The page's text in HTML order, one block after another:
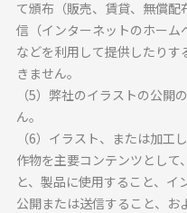
て頒布（販売、賃貸、無償
信（インターネットのホーム
などを利用して提供したり
きません。
（5）弊社のイラストの公開
ん。
（6）イラスト、または加工
作物を主要コンテンツとして
と、製品に使用すること、
公開または送信すること、